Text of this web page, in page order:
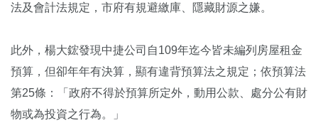
法及會計法規定，市府有規避繳庫、隱藏財源之嫌。
此外，楊大鋐發現中捷公司自109年迄今皆未編列房屋租金
預算，但卻年年有決算，顯有違背預算法之規定；依預算法
第25條：「政府不得於預算所定外，動用公款、處分公有財
物或為投資之行為。」